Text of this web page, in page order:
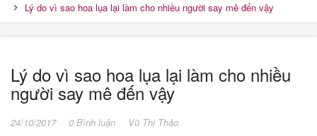
Lý do vì sao hoa lụa lại làm cho nhiều người say mê đến vậy
Lý do vì sao hoa lụa lại làm cho nhiều
người say mê đến vậy
24/10/2017 0 Bình luận Vũ Thị Thảo